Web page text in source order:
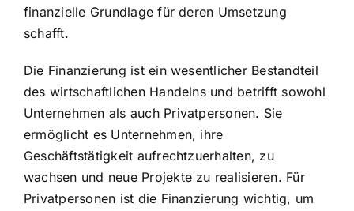
finanzielle Grundlage für deren Umsetzung
schafft.
Die Finanzierung ist ein wesentlicher Bestandteil
des wirtschaftlichen Handelns und betrifft sowohl
Unternehmen als auch Privatpersonen. Sie
ermöglicht es Unternehmen, ihre
Geschäftstätigkeit aufrechtzuerhalten, zu
wachsen und neue Projekte zu realisieren. Für
Privatpersonen ist die Finanzierung wichtig, um